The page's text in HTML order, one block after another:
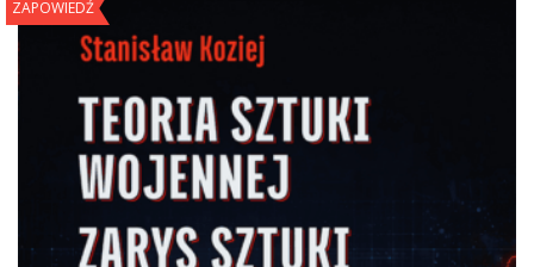
ZAPOWIEDŹ